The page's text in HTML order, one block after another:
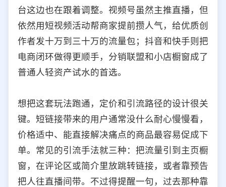
台这边也在跟着调整。视频号虽然主推直播，但
依然用短视频活动帮商家提前攒人气，给优质创
作者发十万到三十万的流量包；抖音和快手则把
电商闭环做得更顺手，分销联盟和小店橱窗成了
普通人轻资产试水的首选。
想把这套玩法跑通，定价和引流路径的设计很关
键。短链接带来的用户通常没什么耐心慢慢看，
价格适中、能直接解决痛点的商品最容易促成下
单。常见的引流手法就三种：把流量引到主页橱
窗，在评论区或简介里放跳转链接，或者靠预告
把人往直播间带。不过得提醒一句，过去那种靠